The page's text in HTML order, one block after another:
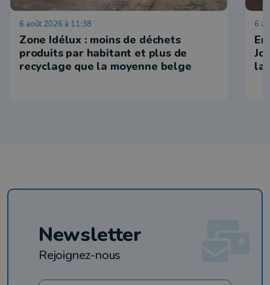
6 août 2026 à 11:38
Zone Idélux : moins de déchets
produits par habitant et plus de
recyclage que la moyenne belge
6
la
Newsletter
Rejoignez-nous